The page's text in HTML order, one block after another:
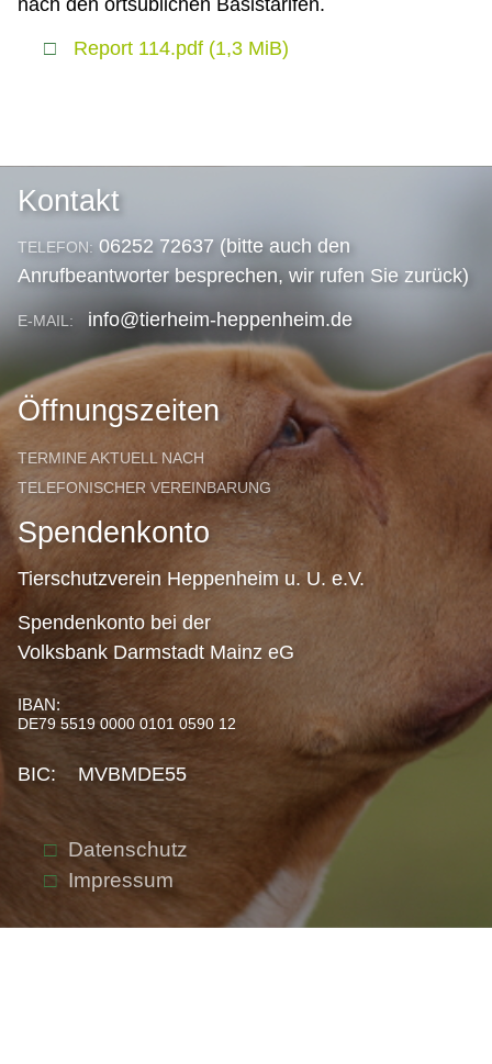
nach den ortsüblichen Basistarifen.
Report 114.pdf (1,3 MiB)
Kontakt
TELEFON: 06252 72637 (bitte auch den
Anrufbeantworter besprechen, wir rufen Sie zurück)
E-MAIL: info@tierheim-heppenheim.de
Öffnungszeiten
TERMINE AKTUELL NACH
TELEFONISCHER VEREINBARUNG
Spendenkonto
Tierschutzverein Heppenheim u. U. e.V.
Spendenkonto bei der
Volksbank Darmstadt Mainz eG
IBAN:
DE79 5519 0000 0101 0590 12
BIC: MVBMDE55
Datenschutz
Impressum